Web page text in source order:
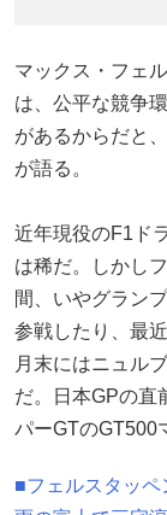
マックス・フェ
は、公平な競争
があるからだと
が語る。
近年現役のF1ド
は稀だ。しかし
間、いやグラン
参戦したり、最
月末にはニュル
だ。日本GPの直
パーGTのGT500
■フェルスタッ